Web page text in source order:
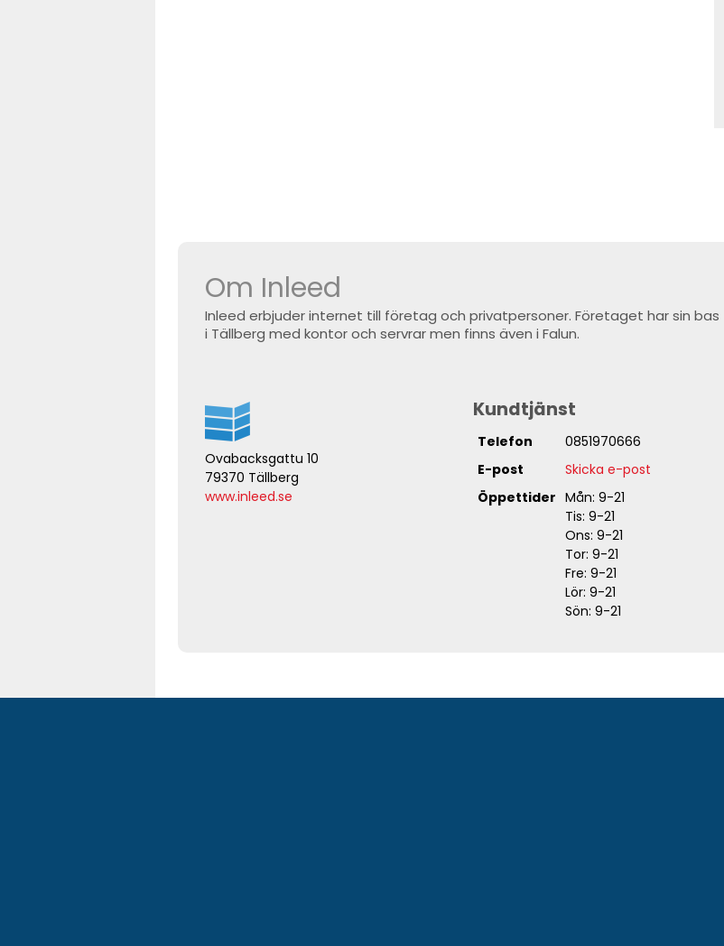
Om Inleed
Inleed erbjuder internet till företag och privatpersoner. Företaget har sin bas
i Tällberg med kontor och servrar men finns även i Falun.
Ovabacksgattu 10
79370 Tällberg
www.inleed.se
Kundtjänst
Telefon
0851970666
E-post
Skicka e-post
Öppettider Mån: 9-21
Tis: 9-21
Ons: 9-21
Tor: 9-21
Fre: 9-21
Lör: 9-21
Sön: 9-21